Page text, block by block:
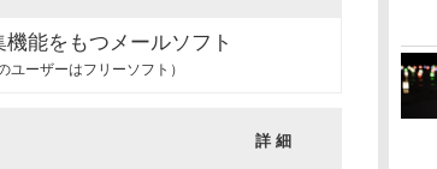
能をもつメールソフト
ーザーはフリーソフト）
詳 細